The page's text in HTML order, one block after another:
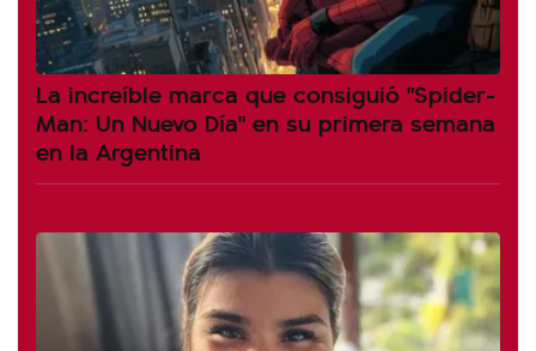
La increíble marca que consiguió "Spider-
Man: Un Nuevo Día" en su primera semana
en la Argentina